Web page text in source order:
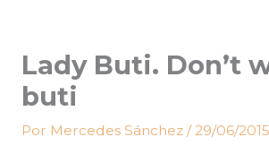
Lady Buti. Don’t
buti
Por Mercedes Sánchez /29/06/2015